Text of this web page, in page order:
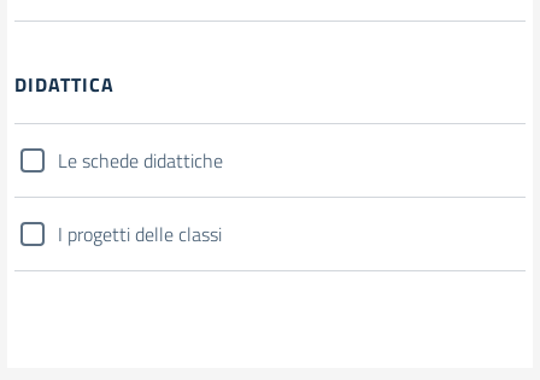
DIDATTICA
Le schede didattiche
I progetti delle classi